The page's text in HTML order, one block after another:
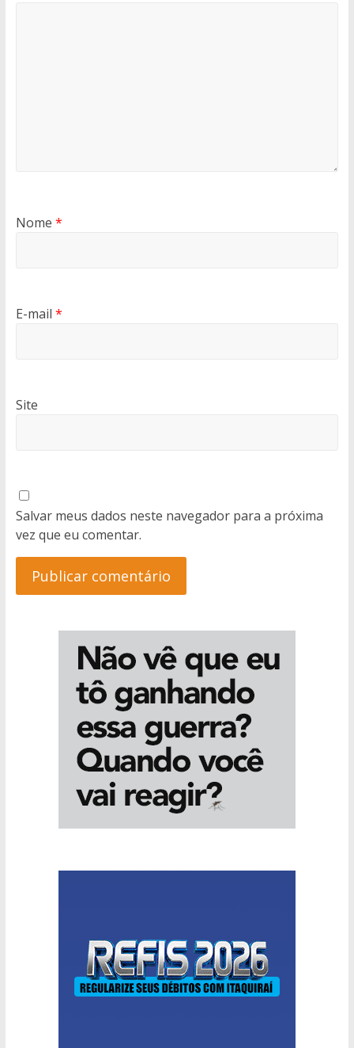
Nome *
E-mail *
Site
Salvar meus dados neste navegador para a próxima
vez que eu comentar.